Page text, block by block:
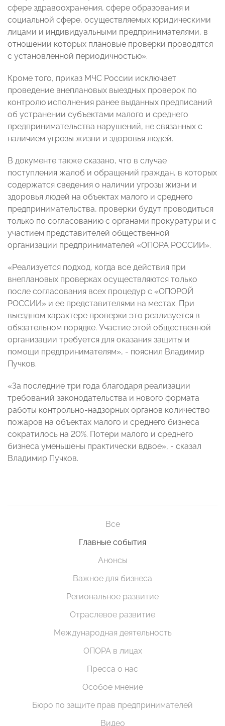
сфере здравоохранения, сфере образования и
социальной сфере, осуществляемых юридическими
лицами и индивидуальными предпринимателями, в
отношении которых плановые проверки проводятся
с установленной периодичностью».
Кроме того, приказ МЧС России исключает
проведение внеплановых выездных проверок по
контролю исполнения ранее выданных предписаний
об устранении субъектами малого и среднего
предпринимательства нарушений, не связанных с
наличием угрозы жизни и здоровья людей.
В документе также сказано, что в случае
поступления жалоб и обращений граждан, в которых
содержатся сведения о наличии угрозы жизни и
здоровья людей на объектах малого и среднего
предпринимательства, проверки будут проводиться
только по согласованию с органами прокуратуры и с
участием представителей общественной
организации предпринимателей «ОПОРА РОССИИ».
«Реализуется подход, когда все действия при
внеплановых проверках осуществляются только
после согласования всех процедур с «ОПОРОЙ
РОССИИ» и ее представителями на местах. При
выездном характере проверки это реализуется в
обязательном порядке. Участие этой общественной
организации требуется для оказания защиты и
помощи предпринимателям», - пояснил Владимир
Пучков.
«За последние три года благодаря реализации
требований законодательства и нового формата
работы контрольно-надзорных органов количество
пожаров на объектах малого и среднего бизнеса
сократилось на 20%. Потери малого и среднего
бизнеса уменьшены практически вдвое», - сказал
Владимир Пучков.
Все
Главные события
Анонсы
Важное для бизнеса
Региональное развитие
Отраслевое развитие
Международная деятельность
ОПОРА в лицах
Пресса о нас
Особое мнение
Бюро по защите прав предпринимателей
Видео